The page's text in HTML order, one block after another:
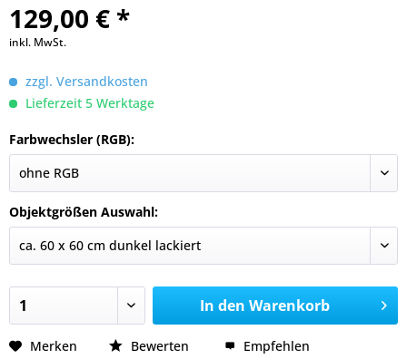
129,00 € *
inkl. MwSt.
zzgl. Versandkosten
Lieferzeit 5 Werktage
Farbwechsler (RGB):
Objektgrößen Auswahl:
In den Warenkorb
Merken Bewerten Empfehlen